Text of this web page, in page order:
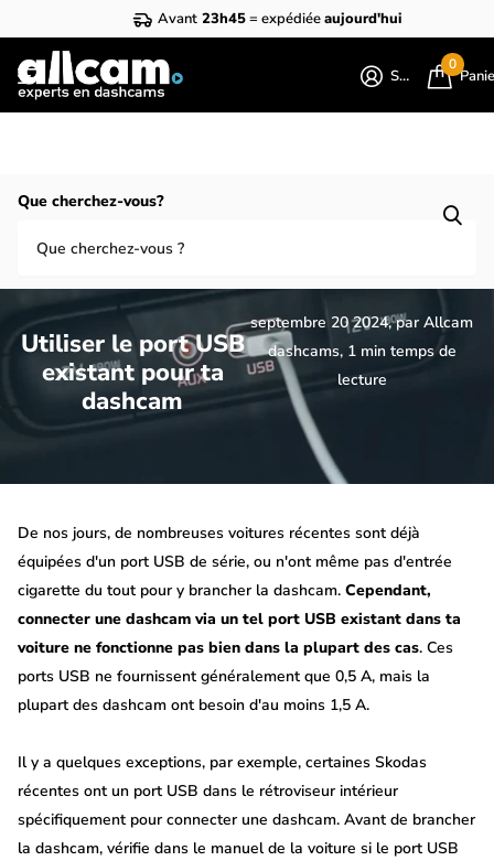
Avant 23h45= expédiéeaujourd'hui
Que cherchez-vous?
S'identifier
0
Homepage Blogues
Utiliser le port USB
existant pour ta
dashcam
septembre 20 2024, par Allcam
dashcams, 1 min temps de
lecture
De nos jours, de nombreuses voitures récentes sont déjà
équipées d'un port USB de série, ou n'ont même pas d'entrée
cigarette du tout pour y brancher la dashcam. Cependant,
connecter une dashcam via un tel port USB existant dans ta
voiture ne fonctionne pas bien dans la plupart des cas. Ces
ports USB ne fournissent généralement que 0,5 A, mais la
plupart des dashcam ont besoin d'au moins 1,5 A.
Il y a quelques exceptions, par exemple, certaines Skodas
récentes ont un port USB dans le rétroviseur intérieur
spécifiquement pour connecter une dashcam. Avant de brancher
la dashcam, vérifie dans le manuel de la voiture si le port USB